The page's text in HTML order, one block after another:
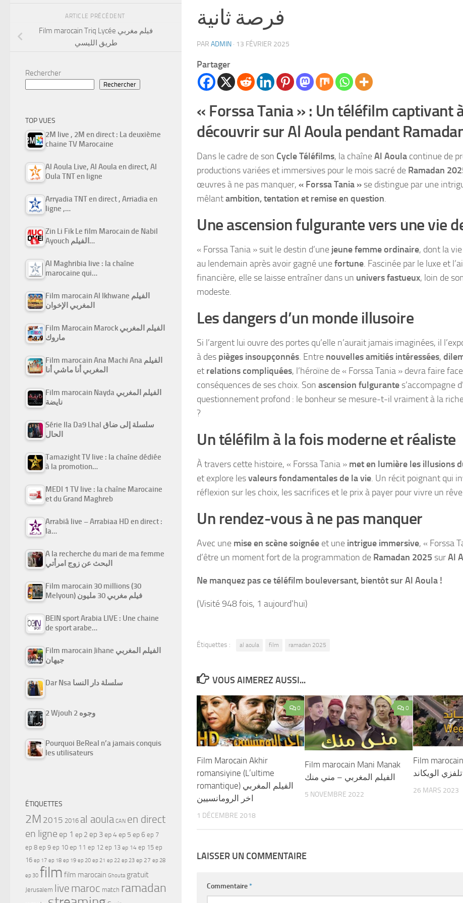
فرصة ثانية
PAR ADMIN · 13 FÉVRIER 2025
Partager
« Forssa Tania » : Un téléfilm captivant
découvrir sur Al Aoula pendant
Dans le cadre de son Cycle Téléfilms, la chaîneAl Aoula continue de
productions variées et immersives pour le mois sacré de Ramadan
œuvres à ne pas manquer, « Forssa Tania » se distingue par une
mêlantambition, tentation et remise en question.
Une ascension fulgurante vers une vie
« Forssa Tania » suit le destin d’une jeune femme ordinaire, dont la
au lendemain après avoir gagné unefortune. Fascinée par le luxe et
financière, elle se laisse entraîner dans un univers fastueux, loin de
modeste.
Les dangers d’un monde illusoire
Si l’argent lui ouvre des portes qu’elle n’aurait jamais imaginées, il
à des pièges insoupçonnés. Entre nouvelles amitiés intéressées,
et relations compliquées, l’héroïne de « Forssa Tania » devra faire
conséquences de ses choix. Son ascension fulgurante s’accompagne
questionnement profond : le bonheur se mesure-t-il vraiment à la
?
Un téléfilm à la fois moderne et réaliste
À travers cette histoire, « Forssa Tania » met en lumière les illusions
et explore lesvaleurs fondamentales de la vie. Un récit poignant qui
réflexion sur les choix, les sacrifices et le prix à payer pour vivre un
Un rendez-vous à ne pas manquer
Avec une mise en scène soignée et une intrigue immersive, « Forssa
d’être un moment fort de la programmation de Ramadan 2025 surAl
Ne manquez pas ce téléfilm bouleversant, bientôt sur Al Aoula !
(Visité 948 fois, 1 aujourd'hui)
Étiquettes : al aoula film ramadan 2025
VOUS AIMEREZ AUSSI...
0
Film Marocain Akhir
romansiyine (L’ultime
romantique) الفيلم المغربي
اخر الرومانسيين
1 DÉCEMBRE 2018
0
Film marocain Mani Manak
الفيلم المغربي – مني منك
5 NOVEMBRE 2022
Film
الويكاند
26 MARS 2023
LAISSER UN COMMENTAIRE
Commentaire*
ARTICLE PRÉCÉDENT
Film marocain Triq Lycée فيلم مغربي
طريق الليسي
Rechercher
Rechercher
TOP VUES
2M live , 2M en direct : La deuxième
chaine TV Marocaine
Al Aoula Live, Al Aoula en direct, Al
Oula TNT en ligne
Arryadia TNT en direct , Arriadia en
ligne ,…
Zin Li Fik Le film Marocain de Nabil
Ayouch الفيلم…
Al Maghribia live : la chaîne
marocaine qui…
Film marocain Al Ikhwane الفيلم
المغربي الإخوان
Film Marocain Marock الفيلم المغربي
ماروك
Film marocain Ana Machi Ana الفيلم
المغربي أنا ماشي أنا
Film marocain Nayda الفيلم المغربي
نايضة
Série Ila Da9 Lhal سلسلة إلى ضاق
الحال
Tamazight TV live : la chaîne dédiée
à la promotion…
MEDI 1 TV live : la chaîne Marocaine
et du Grand Maghreb
Arrabiâ live – Arrabiaa HD en direct :
la…
A la recherche du mari de ma femme
البحث عن زوج امرأتي
Film marocain 30 millions (30
Melyoun) فيلم مغربي 30 مليون
BEIN sport Arabia LIVE : Une chaine
de sport arabe…
Film marocain Jihane الفيلم المغربي
جيهان
Dar Nsa سلسلة دار النسا
2 Wjouh 2 وجوه
Pourquoi BeReal n’a jamais conquis
les utilisateurs
ÉTIQUETTES
2M 2015 2016 al aoula CAN en direct
en ligne ep 1 ep 2 ep 3ep 4ep 5 ep 6 ep 7
ep 8 ep 9 ep 10 ep 11 ep 12 ep 13 ep 14 ep 15 ep
16 ep 17 ep 18 ep 19 ep 20 ep 21 ep 22 ep 23 ep 27 ep 28
ep 30 film film marocain Ghouta gratuit
Jerusalem live maroc match ramadan